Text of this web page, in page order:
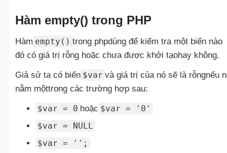
Hàm empty() trong PHP
Hàm empty() trong phpdùng để kiểm tra một biến nào
đó có giá trị rỗng hoặc chưa được khởi tạohay không.
Giả sử ta có biến $var và giá trị của nó sẽ là rỗngnếu
nằm mộttrong các trường hợp sau:
$var = 0 hoặc $var = '0'
$var = NULL
$var = '';